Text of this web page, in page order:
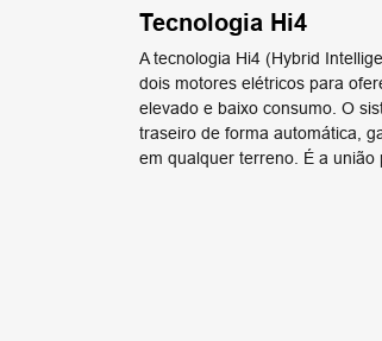
Tecnologia Hi4
A tecnologia Hi4 (Hybrid
dois motores elétricos para
elevado e baixo consumo. O
traseiro de forma automática,
em qualquer terreno. É a união